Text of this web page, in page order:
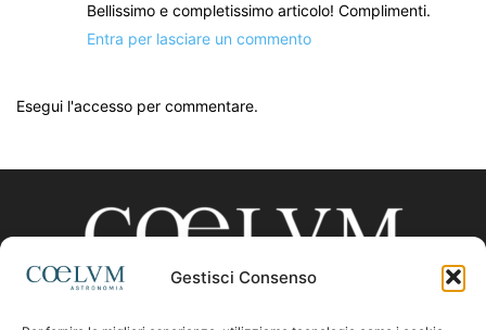
Gestisci Consenso
Bellissimo e completissimo articolo! Complimenti.
Entra per lasciare un commento
Esegui l'accesso per commentare.